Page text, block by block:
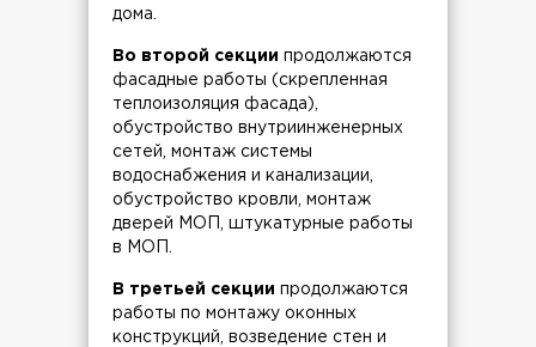
дома.
Во второй секции
продолжаются
фасадные работы (скрепленная
теплоизоляция фасада),
обустройство внутриинженерных
сетей, монтаж системы
водоснабжения и канализации,
обустройство кровли, монтаж
дверей МОП, штукатурные работы
в МОП.
В третьей секции
продолжаются
работы по монтажу оконных
конструкций, возведение стен и